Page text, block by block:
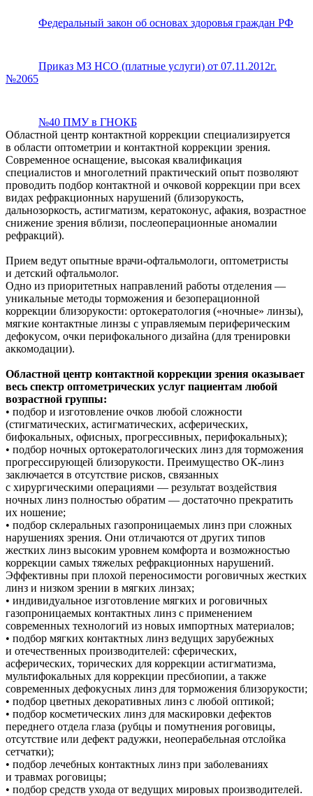
Федеральный закон об основах здоровья граждан РФ
Приказ МЗ НСО (платные услуги) от 07.11.2012г.
№2065
№40 ПМУ в ГНОКБ
Областной центр контактной коррекции специализируется
в области оптометрии и контактной коррекции зрения.
Современное оснащение, высокая квалификация
специалистов и многолетний практический опыт позволяют
проводить подбор контактной и очковой коррекции при всех
видах рефракционных нарушений (близорукость,
дальнозоркость, астигматизм, кератоконус, афакия, возрастное
снижение зрения вблизи, послеоперационные аномалии
рефракций).
Прием ведут опытные врачи-офтальмологи, оптометристы
и детский офтальмолог.
Одно из приоритетных направлений работы отделения —
уникальные методы торможения и безоперационной
коррекции близорукости: ортокератология («ночные» линзы),
мягкие контактные линзы с управляемым периферическим
дефокусом, очки перифокального дизайна (для тренировки
аккомодации).
Областной центр контактной коррекции зрения оказывает
весь спектр оптометрических услуг пациентам любой
возрастной группы:
• подбор и изготовление очков любой сложности
(стигматических, астигматических, асферических,
бифокальных, офисных, прогрессивных, перифокальных);
• подбор ночных ортокератологических линз для торможения
прогрессирующей близорукости. Преимущество ОК-линз
заключается в отсутствие рисков, связанных
с хирургическими операциями — результат воздействия
ночных линз полностью обратим — достаточно прекратить
их ношение;
• подбор склеральных газопроницаемых линз при сложных
нарушениях зрения. Они отличаются от других типов
жестких линз высоким уровнем комфорта и возможностью
коррекции самых тяжелых рефракционных нарушений.
Эффективны при плохой переносимости роговичных жестких
линз и низком зрении в мягких линзах;
• индивидуальное изготовление мягких и роговичных
газопроницаемых контактных линз с применением
современных технологий из новых импортных материалов;
• подбор мягких контактных линз ведущих зарубежных
и отечественных производителей: сферических,
асферических, торических для коррекции астигматизма,
мультифокальных для коррекции пресбиопии, а также
современных дефокусных линз для торможения близорукости;
• подбор цветных декоративных линз с любой оптикой;
• подбор косметических линз для маскировки дефектов
переднего отдела глаза (рубцы и помутнения роговицы,
отсутствие или дефект радужки, неоперабельная отслойка
сетчатки);
• подбор лечебных контактных линз при заболеваниях
и травмах роговицы;
• подбор средств ухода от ведущих мировых производителей.